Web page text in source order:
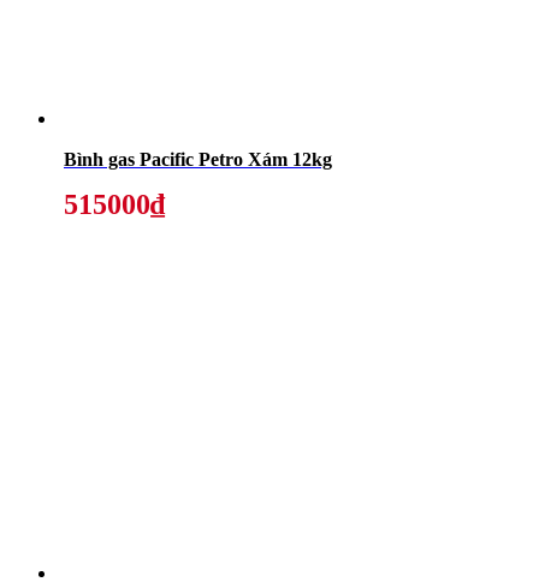
Bình gas Pacific Petro Xám 12kg
515000₫